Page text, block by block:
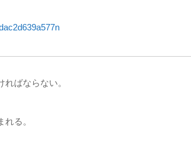
ばならない。
る。